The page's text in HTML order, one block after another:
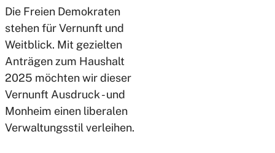
Die Freien Demokraten
stehen für Vernunft und
Weitblick. Mit gezielten
Anträgen zum Haushalt
2025 möchten wir dieser
Vernunft Ausdruck - und
Monheim einen liberalen
Verwaltungsstil verleihen.